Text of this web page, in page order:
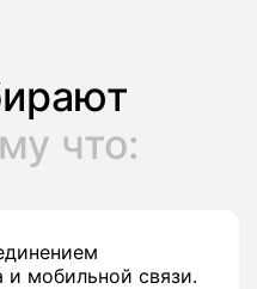
что:
и мобильной связи.